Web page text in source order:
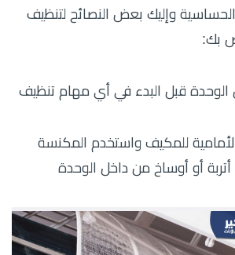
وإليك بعض النصائح لتنظيف
بك:
قبل البدء في أي مهام تنظيف
الأمامية للمكيف واستخدم المكنسة
أتربة أو أوساخ من داخل الوحدة